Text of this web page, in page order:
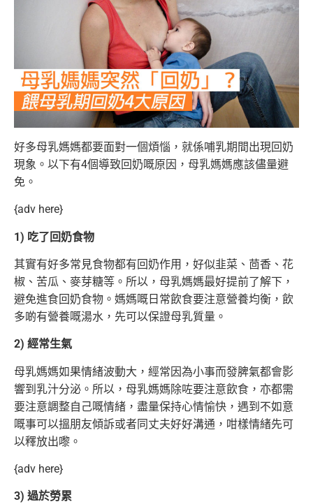
好多母乳媽媽都要面對一個煩惱，就係哺乳期間出現回奶
現象。以下有4個導致回奶嘅原因，母乳媽媽應該儘量避
免。
{adv here}
1) 吃了回奶食物
其實有好多常見食物都有回奶作用，好似韭菜、茴香、花
椒、苦瓜、麥芽糖等。所以，母乳媽媽最好提前了解下，
避免進食回奶食物。媽媽嘅日常飲食要注意營養均衡，飲
多啲有營養嘅湯水，先可以保證母乳質量。
2) 經常生氣
母乳媽媽如果情緒波動大，經常因為小事而發脾氣都會影
響到乳汁分泌。所以，母乳媽媽除咗要注意飲食，亦都需
要注意調整自己嘅情緒，盡量保持心情愉快，遇到不如意
嘅事可以搵朋友傾訴或者同丈夫好好溝通，咁樣情緒先可
以釋放出嚟。
{adv here}
3) 過於勞累